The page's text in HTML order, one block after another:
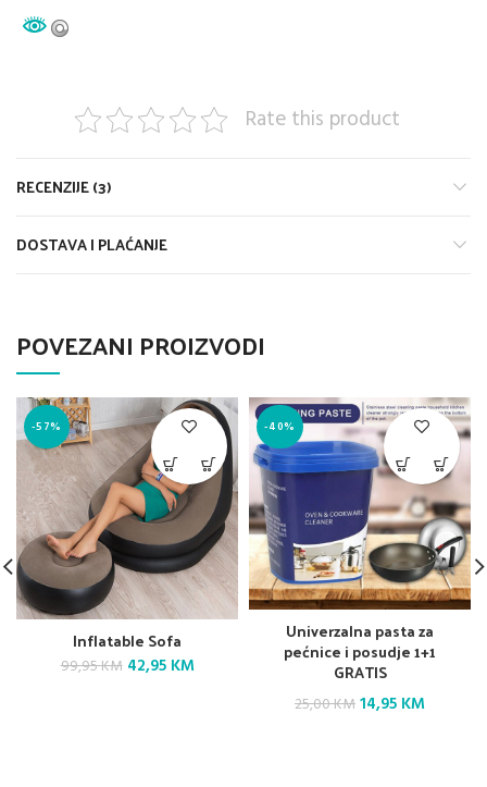
Rate this product
RECENZIJE (3)
DOSTAVA I PLAĆANJE
POVEZANI PROIZVODI
-57%
Inflatable Sofa
99,95KM Original
42,95 KMCurrent
-40%
Univerzalna pasta za
pećnice i posudje 1+1
GRATIS
25,00KMOriginal
14,95 KMCurrent